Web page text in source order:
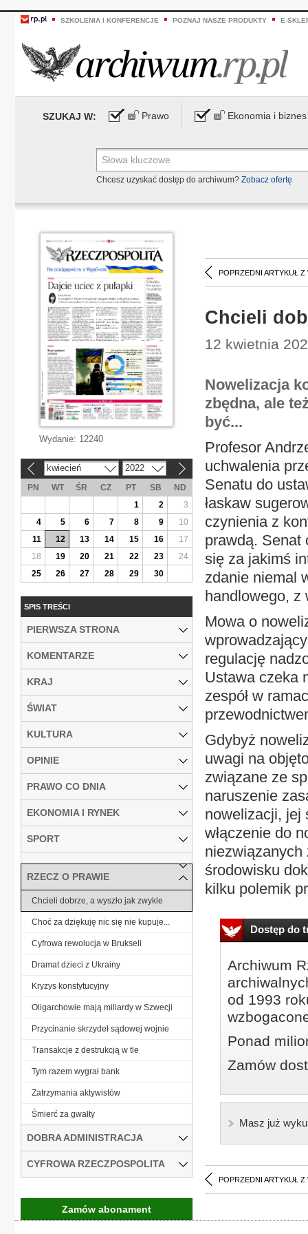
SZKOLENIA I KONFERENCJE POZNAJ NASZE PRODUKTY E-
SZUKAJ W: Prawo Ekonomia i biznes
Chcesz uzyskać dostęp do archiwum? Zobacz ofertę
POPRZEDNI ARTYKUŁ Z
Chcieli
12 kwietnia
Nowelizacja
zbędna, ale
być...
Profesor
uchwalenia
Senatu do
łaskaw
czynienia z
prawdą. Senat
się za jakimś
zdanie niemal
handlowego, z
Mowa o
regulację
Ustawa czeka
zespół w
Gdybyż
uwagi na
związane ze
naruszenie
nowelizacji, jej
włączenie do
niezwiązanych
środowisku
kilku polemik
Dostęp do
Archiwum
od 1993
Ponad
Zamów
Masz już
POPRZEDNI ARTYKUŁ Z
Wydanie: 12240
kwiecień 2022
PN WT ŚR CZ PT SB
ND
1
2
3
4
5 6 7 8 9
10
11
12 13 14 15 16
17
18
19 20 21 22 23
24
25
26 27 28 29 30
SPIS TREŚCI
PIERWSZA STRONA
KOMENTARZE
KRAJ
ŚWIAT
KULTURA
OPINIE
PRAWO CO DNIA
EKONOMIA I RYNEK
SPORT
RZECZ O PRAWIE
Chcieli dobrze, a wyszło jak zwykle
Choć za dziękuję nic się nie kupuje...
Cyfrowa rewolucja w Brukseli
Dramat dzieci z Ukrainy
Kryzys konstytucyjny
Oligarchowie mają miliardy w Szwecji
Przycinanie skrzydeł sądowej wojnie
Transakcje z destrukcją w tle
Tym razem wygrał bank
Zatrzymania aktywistów
Śmierć za gwałty
DOBRA ADMINISTRACJA
CYFROWA RZECZPOSPOLITA
Zamów abonament